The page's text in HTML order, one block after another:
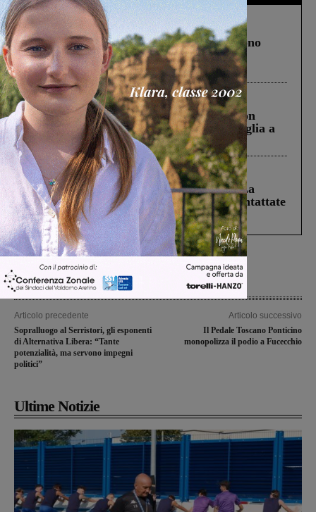
Cronaca 4 Agosto 2026
Un anno fa la strage in A1 in cui morirono
Gianni, Giulia e Franco. Lo schianto, il
processo, lo stop ai sorpassi fra tir....
Cronaca 3 Agosto 2026
Scomparso da una struttura di Castiglion
Fiorentino l’uomo che aveva ucciso la figlia a
Levane nel 2020
Cronaca 5 Agosto 2026
Continuano le ricerche di Miah Billal. La
Prefettura: “In caso di avvistamento contattate
il 112”
Articolo precedente
Sopralluogo al Serristori, gli esponenti
di Alternativa Libera: “Tante
potenzialità, ma servono impegni
politici”
Articolo successivo
Il Pedale Toscano Ponticino
monopolizza il podio a Fucecchio
Ultime Notizie